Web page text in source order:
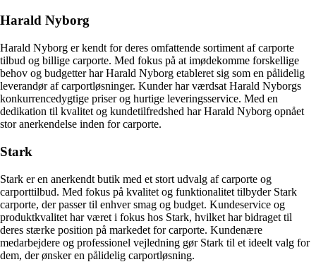
Harald Nyborg
Harald Nyborg er kendt for deres omfattende sortiment af carporte
tilbud og billige carporte. Med fokus på at imødekomme forskellige
behov og budgetter har Harald Nyborg etableret sig som en pålidelig
leverandør af carportløsninger. Kunder har værdsat Harald Nyborgs
konkurrencedygtige priser og hurtige leveringsservice. Med en
dedikation til kvalitet og kundetilfredshed har Harald Nyborg opnået
stor anerkendelse inden for carporte.
Stark
Stark er en anerkendt butik med et stort udvalg af carporte og
carporttilbud. Med fokus på kvalitet og funktionalitet tilbyder Stark
carporte, der passer til enhver smag og budget. Kundeservice og
produktkvalitet har været i fokus hos Stark, hvilket har bidraget til
deres stærke position på markedet for carporte. Kundenære
medarbejdere og professionel vejledning gør Stark til et ideelt valg for
dem, der ønsker en pålidelig carportløsning.